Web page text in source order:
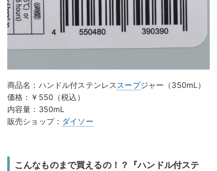
商品名：ハンドル付ステンレススープジャー（350mL）
価格：￥550（税込）
内容量：350mL
販売ショップ： ダイソー
こんなものまで買えるの！？『ハンドル付ステ